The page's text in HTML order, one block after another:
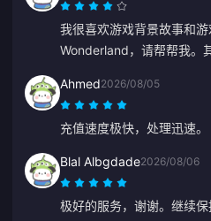
我很喜欢游戏背景故事和
Wonderland，请帮帮我。
Ahmed2026/08/05
充值速度极快，处理迅速。
Blal Albgdade2026/08/06
极好的服务，谢谢。继续保